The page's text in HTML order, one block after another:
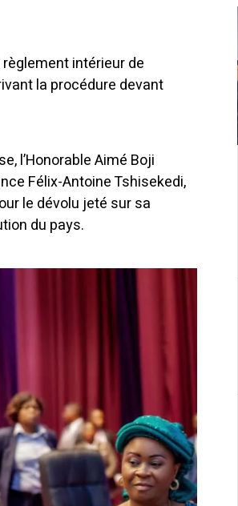
intérieur de
la procédure devant
l’Honorable Aimé Boji
Félix-Antoine Tshisekedi,
le dévolu jeté sur sa
du pays.